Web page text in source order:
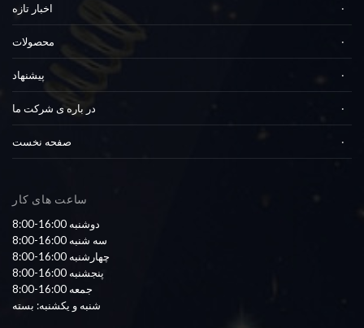
اخبار تازه
محصولات
پیشنهاد
در باره ی شرکت ما
صفحه نخست
ساعت های کار
8:00-16:00 دوشنبه
8:00-16:00 سه شنبه
8:00-16:00 چهارشنبه
8:00-16:00 پنجشنبه
8:00-16:00 جمعه
شنبه و یکشنبه: بسته